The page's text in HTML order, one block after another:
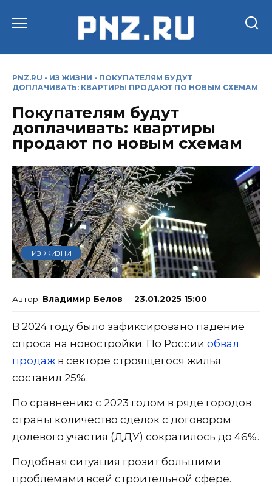
PNZ.RU - ИЗ ЖИЗНИ - ПОКУПАТЕЛЯМ БУДУТ
ДОПЛАЧИВАТЬ: КВАРТИРЫ ПРОДАЮТ ПО НОВЫМ СХЕМАМ
Покупателям будут
доплачивать: квартиры
продают по новым схемам
ИЗ ЖИЗНИ
Владимир Белов 23.01.2025 15:00
В 2024 году было зафиксировано падение
спроса на новостройки. По России обвал
продаж в секторе строящегося жилья
составил 25%.
По сравнению с 2023 годом в ряде городов
страны количество сделок с договором
долевого участия (ДДУ) сократилось до 46%.
Подобная ситуация грозит большими
проблемами всей строительной сфере.